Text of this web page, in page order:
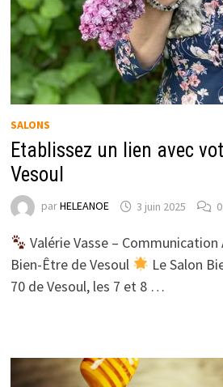
SALONS
Etablissez un lien avec
Vesoul
parHELEANOE 3 juin 2025 0
Valérie Vasse – Communication
Bien-Être de Vesoul
Le Salon
70 de Vesoul, les 7 et 8 …